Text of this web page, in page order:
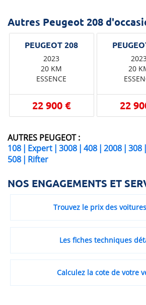
Autres Peugeot 208
2023
20 KM
ESSENCE
22 900 €
20
22
AUTRES PEUGEOT :
108 | Expert | 3008 | 408 | 2008 | 308 |
508 | Rifter
NOS ENGAGEMENTS ET
Trouvez le prix des
Les fiches techniques
Calculez la cote de votre